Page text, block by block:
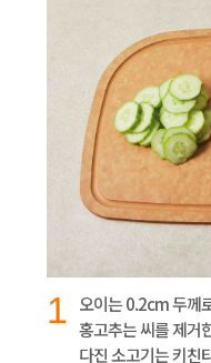
1 오이는 0.2cm 두께
홍고추는 씨를 제거
다진 소고기는 키친